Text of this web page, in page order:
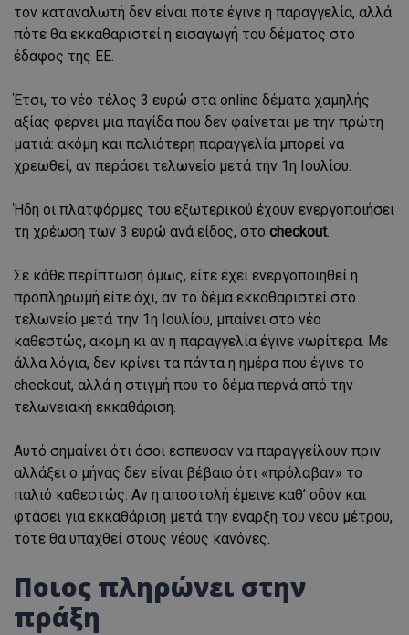
τον καταναλωτή δεν είναι πότε έγινε η παραγγελία, αλλά
πότε θα εκκαθαριστεί η εισαγωγή του δέματος στο
έδαφος της ΕΕ.
Έτσι, το νέο τέλος 3 ευρώ στα online δέματα χαμηλής
αξίας φέρνει μια παγίδα που δεν φαίνεται με την πρώτη
ματιά: ακόμη και παλιότερη παραγγελία μπορεί να
χρεωθεί, αν περάσει τελωνείο μετά την 1η Ιουλίου.
Ήδη οι πλατφόρμες του εξωτερικού έχουν ενεργοποιήσει
τη χρέωση των 3 ευρώ ανά είδος, στο checkout.
Σε κάθε περίπτωση όμως, είτε έχει ενεργοποιηθεί η
προπληρωμή είτε όχι, αν το δέμα εκκαθαριστεί στο
τελωνείο μετά την 1η Ιουλίου, μπαίνει στο νέο
καθεστώς, ακόμη κι αν η παραγγελία έγινε νωρίτερα. Με
άλλα λόγια, δεν κρίνει τα πάντα η ημέρα που έγινε το
checkout, αλλά η στιγμή που το δέμα περνά από την
τελωνειακή εκκαθάριση.
Αυτό σημαίνει ότι όσοι έσπευσαν να παραγγείλουν πριν
αλλάξει ο μήνας δεν είναι βέβαιο ότι «πρόλαβαν» το
παλιό καθεστώς. Αν η αποστολή έμεινε καθ’ οδόν και
φτάσει για εκκαθάριση μετά την έναρξη του νέου μέτρου,
τότε θα υπαχθεί στους νέους κανόνες.
Ποιος πληρώνει στην
πράξη